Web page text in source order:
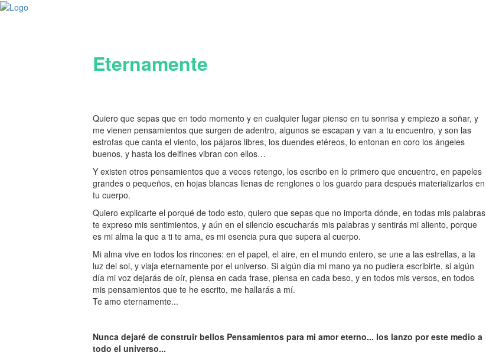
Eternamente
Quiero que sepas que en todo momento y en cualquier lugar pienso en tu sonrisa y empiezo a soñar, y
me vienen pensamientos que surgen de adentro, algunos se escapan y van a tu encuentro, y son las
estrofas que canta el viento, los pájaros libres, los duendes etéreos, lo entonan en coro los ángeles
buenos, y hasta los delfines vibran con ellos…
Y existen otros pensamientos que a veces retengo, los escribo en lo primero que encuentro, en papeles
grandes o pequeños, en hojas blancas llenas de renglones o los guardo para después materializarlos en
tu cuerpo.
Quiero explicarte el porqué de todo esto, quiero que sepas que no importa dónde, en todas mis palabras
te expreso mis sentimientos, y aún en el silencio escucharás mis palabras y sentirás mi aliento, porque
es mi alma la que a ti te ama, es mi esencia pura que supera al cuerpo.
Mi alma vive en todos los rincones: en el papel, el aire, en el mundo entero, se une a las estrellas, a la
luz del sol, y viaja eternamente por el universo. Si algún día mi mano ya no pudiera escribirte, si algún
día mi voz dejarás de oír, piensa en cada frase, piensa en cada beso, y en todos mis versos, en todos
mis pensamientos que te he escrito, me hallarás a mí.
Te amo eternamente...
Nunca dejaré de construir bellos Pensamientos para mi amor eterno... los lanzo por este medio a
todo el universo...